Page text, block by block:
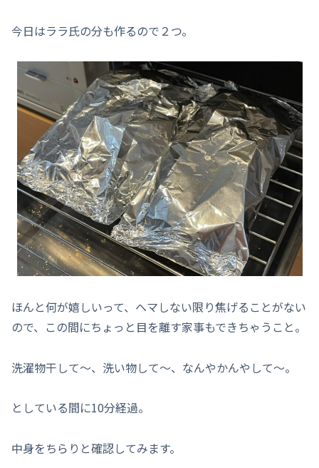
今日はララ氏の分も作るので２つ。
ほんと何が嬉しいって、ヘマしない限り焦げることがない
ので、この間にちょっと目を離す家事もできちゃうこと。
洗濯物干して～、洗い物して～、なんやかんやして～。
としている間に10分経過。
中身をちらりと確認してみます。